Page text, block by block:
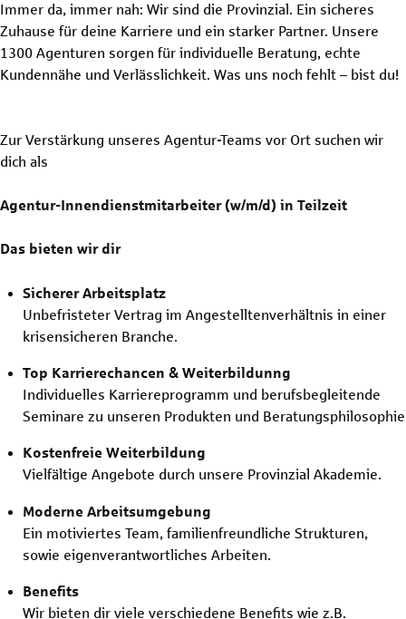
Immer da, immer nah: Wir sind die Provinzial. Ein sicheres
Zuhause für deine Karriere und ein starker Partner. Unsere
1300 Agenturen sorgen für individuelle Beratung, echte
Kundennähe und Verlässlichkeit. Was uns noch fehlt – bist du!
Zur Verstärkung unseres Agentur-Teams vor Ort suchen wir
dich als
Agentur-Innendienstmitarbeiter (w/m/d) in Teilzeit
Das bieten wir dir
Sicherer Arbeitsplatz
Unbefristeter Vertrag im Angestelltenverhältnis in einer
krisensicheren Branche.
Top Karrierechancen & Weiterbildunng
Individuelles Karriereprogramm und berufsbegleitende
Seminare zu unseren Produkten und Beratungsphilosophie
Kostenfreie Weiterbildung
Vielfältige Angebote durch unsere Provinzial Akademie.
Moderne Arbeitsumgebung
Ein motiviertes Team, familienfreundliche Strukturen,
sowie eigenverantwortliches Arbeiten.
Benefits
Wir bieten dir viele verschiedene Benefits wie z.B.